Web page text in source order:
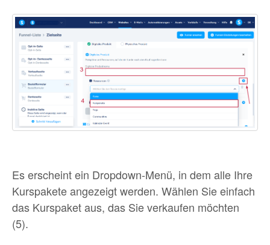
Es erscheint ein Dropdown-Menü, in dem alle Ihre
Kurspakete angezeigt werden. Wählen Sie einfach
das Kurspaket aus, das Sie verkaufen möchten
(5).